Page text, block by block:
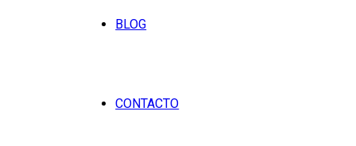
BLOG
CONTACTO